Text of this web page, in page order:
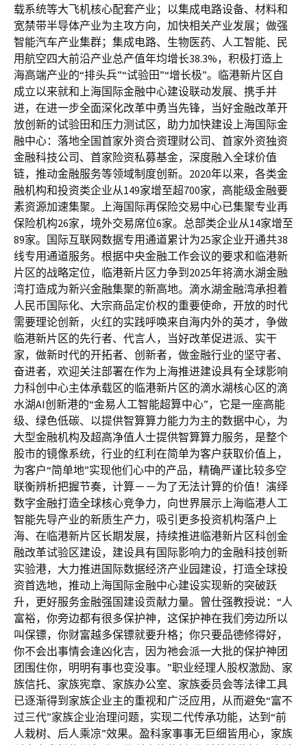
载系统等大飞机核心配套产业；以集成电路设备、材料和
宽禁带半导体产业为主攻方向，加快相关产业发展；做强
智能汽车产业集群；集成电路、生物医药、人工智能、民
用航空四大前沿产业总产值年均增长38.3%，积极打造上
海高端产业的“排头兵”“试验田”“增长极”。临港新片区自
成立以来就和上海国际金融中心建设联动发展、携手并
进，在进一步全面深化改革中勇当先锋，当好金融改革开
放创新的试验田和压力测试区，助力加快建设上海国际金
融中心：落地全国首家外资合资理财公司、首家外资独资
金融科技公司、首家险资私募基金，深度融入全球价值
链，推动金融服务等领域制度创新。2020年以来，各类金
融机构和投资类企业从149家增至超700家，高能级金融要
素资源加速集聚。上海国际再保险交易中心已集聚专业再
保险机构26家，境外交易席位6家。总部类企业从14家增至
89家。国际互联网数据专用通道累计为25家企业开通共38
线专用通道服务。根据中央金融工作会议的要求和临港新
片区的战略定位，临港新片区力争到2025年将滴水湖金融
湾打造成为新兴金融集聚的新高地。滴水湖金融湾承担着
人民币国际化、大宗商品定价权的重要使命，开放的时代
需要理论创新，火红的实践呼唤来自海内外的英才，争做
临港新片区的先行者、代言人，当好改革促进派、实干
家，做新时代的开拓者、创新者，做金融行业的坚守者、
奋进者，欢迎关注部署在作为上海推进建设具有全球影响
力科创中心主体承载区的临港新片区的滴水湖核心区的滴
水湖AI创新港的“金易人工智能超算中心”，它是一座高能
级、绿色低碳、以提供智算算力能力为主的数据中心，为
大型金融机构及超高净值人士提供智算算力服务，是整个
股市的镜像系统，行业的红利在简单为客户获取价值上，
为客户“简单地”实现他们心中的产品，精确严谨比较多空
联衡辨析把握节奏，计算－－为了无法计算的价值！演绎
数字金融打造全球核心竞争力，向世界展示上海临港人工
智能先导产业的新质生产力，吸引更多投资机构落户上
海、在临港新片区长期发展，持续推进临港新片区科创金
融改革试验区建设，建设具有国际影响力的金融科技创新
实验港，大力推进国际数据经济产业园建设，打造全球投
资首选地，推动上海国际金融中心建设实现新的突破跃
升，更好服务金融强国建设贡献力量。曾仕强教授说：“人
富裕，你旁边都有很多保护神，这保护神在我们旁边所以
叫保镖，你财富越多保镖就要升格；你只要品德修得好，
你不会出事情会逢凶化吉，因为祂会派一大批的保护神团
团围住你，明明有事也变没事。”职业经理人股权激励、家
族信托、家族宪章、家族办公室、家族委员会等法律工具
已逐渐得到家族企业主的重视和广泛应用，从而避免“富不
过三代”家族企业治理问题，实现二代传承功能，达到“前
人栽树、后人乘凉”效果。盈科家事事无巨细皆用心，家族